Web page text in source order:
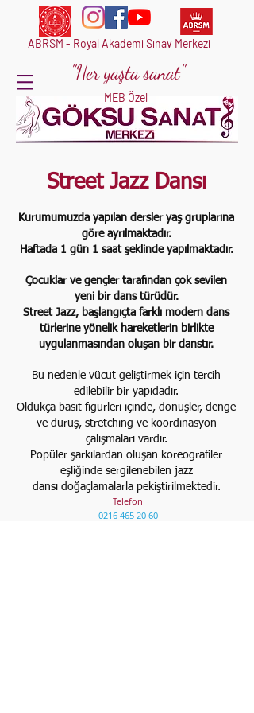
ABRSM - Royal Akademi Sınav Merkezi
"Her yaşta sanat"
MEB Özel
Street Jazz Dansı
Kurumumuzda yapılan dersler yaş gruplarına
göre ayrılmaktadır.
Haftada 1 gün 1 saat şeklinde yapılmaktadır.
Çocuklar ve gençler tarafından çok sevilen
yeni bir dans türüdür.
Street Jazz, başlangıçta farklı modern dans
türlerine yönelik hareketlerin birlikte
uygulanmasından oluşan bir danstır.
Bu nedenle vücut geliştirmek için tercih
edilebilir bir yapıdadır.
Oldukça basit figürleri içinde, dönüşler, denge
ve duruş, stretching ve koordinasyon
çalışmaları vardır.
Popüler şarkılardan oluşan koreografiler
eşliğinde sergilenebilen jazz
dansı doğaçlamalarla pekiştirilmektedir.
Telefon
0216 465 20 60